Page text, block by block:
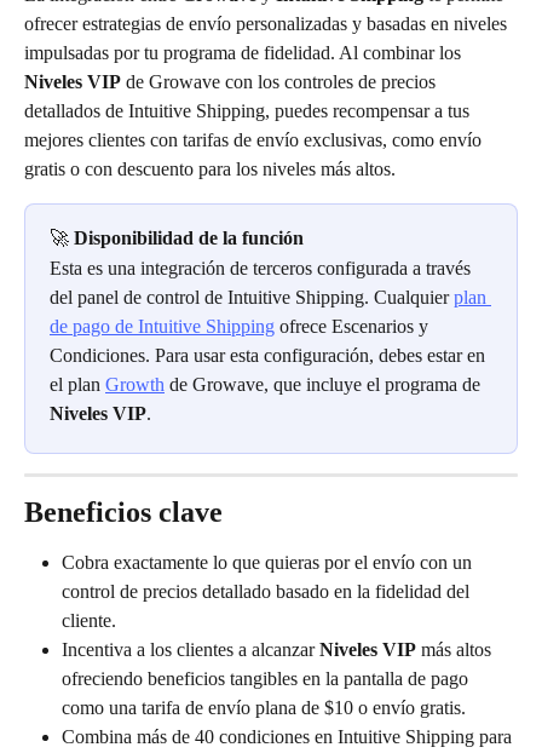
ofrecer estrategias de envío personalizadas y basadas en niveles
impulsadas por tu programa de fidelidad. Al combinar los
Niveles VIP de Growave con los controles de precios
detallados de Intuitive Shipping, puedes recompensar a tus
mejores clientes con tarifas de envío exclusivas, como envío
gratis o con descuento para los niveles más altos.
🚀 Disponibilidad de la función
Esta es una integración de terceros configurada a través
del panel de control de Intuitive Shipping. Cualquier plan
de pago de Intuitive Shipping ofrece Escenarios y
Condiciones. Para usar esta configuración, debes estar en
el plan Growth de Growave, que incluye el programa de
Niveles VIP.
Beneficios clave
Cobra exactamente lo que quieras por el envío con un
control de precios detallado basado en la fidelidad del
cliente.
Incentiva a los clientes a alcanzar Niveles VIP más altos
ofreciendo beneficios tangibles en la pantalla de pago
como una tarifa de envío plana de $10 o envío gratis.
Combina más de 40 condiciones en Intuitive Shipping para